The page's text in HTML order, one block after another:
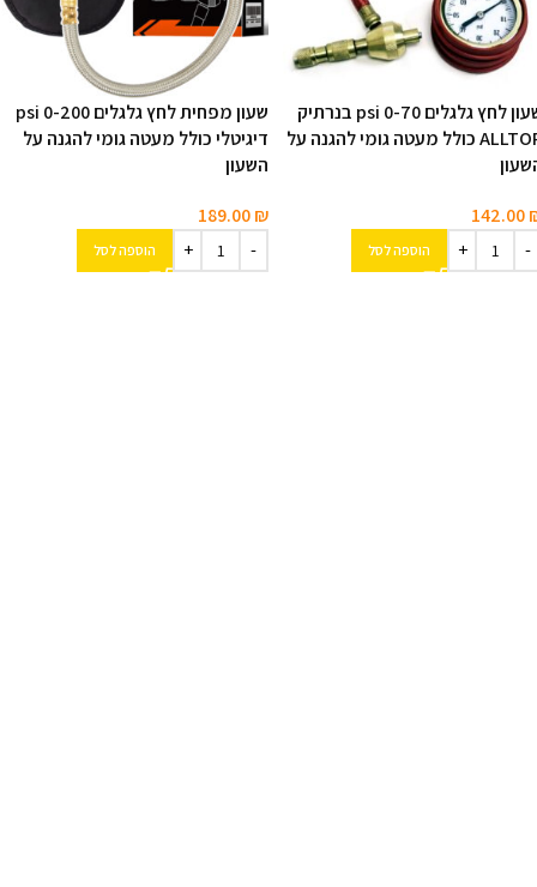
שעון לחץ גלגלים 0-70 psi בנרתיק
ALLTOP כולל מעטה גומי להגנה על
142.00
הוספה לסל
שעון מפחית לחץ גלגלים 0-200 psi
דיגיטלי כולל מעטה גומי להגנה על
השעון
189.00₪
הוספה לסל